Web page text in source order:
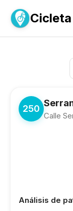
Cicleta
250
Calle
Análisis de